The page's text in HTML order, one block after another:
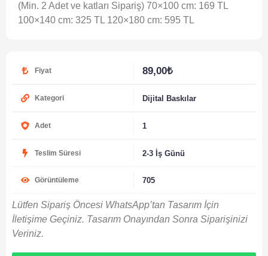
(Min. 2 Adet ve katları Sipariş) 70×100 cm: 169 TL
100×140 cm: 325 TL 120×180 cm: 595 TL
Fiyat 89,00₺
Kategori Dijital Baskılar
Adet 1
Teslim Süresi 2-3 İş Günü
Görüntüleme 705
Lütfen Sipariş Öncesi WhatsApp’tan Tasarım İçin
İletişime Geçiniz. Tasarım Onayından Sonra Siparişinizi
Veriniz.